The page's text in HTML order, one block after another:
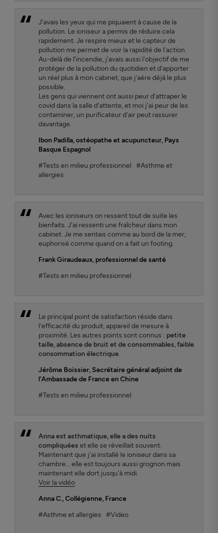
J'avais les yeux qui me piquaient à cause de la
pollution. Le ioniseur a permis de réduire cela
rapidement. Je respire mieux et le capteur de
pollution me permet de voir la rapidité de l'action.
Au-delà de l'incendie, j'avais aussi l'objectif de me
protéger de la pollution du quotidien et d'apporter
un réel plus à mon cabinet, que j'aère déjà le plus
possible.
Les gens qui viennent ont aussi peur d'attraper le
covid dans la salle d'attente, et moi j'ai peur de les
contaminer, un purificateur d'air peut rassurer
davantage.
Ibon Padilla, ostéopathe et acupuncteur, Pays
Basque Espagnol
#Tests en milieu professionnel
#Asthme et
allergies
Avec les ioniseurs on ressent tout de suite les
bienfaits. J'ai ressenti une fraîcheur dans mon
cabinet. Je me sentais comme au bord de la mer,
euphorisé comme quand on a fait un footing.
Frank Giraudeaux, professionnel de santé
#Tests en milieu professionnel
Le principal point de satisfaction réside dans
l'efficacité du produit, appareil de mesure à
proximité. Les autres points sont connus : petite
taille, absence de bruit et de consommables, faible
consommation électrique.
Jérôme Boissier, Secrétaire général adjoint de
l'Ambassade de France en Chine
#Tests en milieu professionnel
Anna est asthmatique, elle a des nuits
compliquées et elle se réveillait souvent.
Maintenant que j'ai installé le ioniseur dans sa
chambre... elle est toujours aussi grognon mais
maintenant elle dort jusqu'à midi.
Voir la vidéo
Anna C., Collégienne, France
#Asthme et allergies
#Video